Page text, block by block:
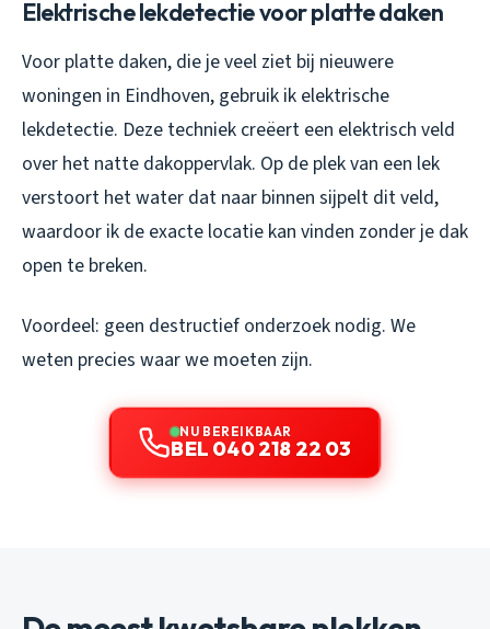
Elektrische lekdetectie voor platte daken
Voor platte daken, die je veel ziet bij nieuwere
woningen in Eindhoven, gebruik ik elektrische
lekdetectie. Deze techniek creëert een elektrisch veld
over het natte dakoppervlak. Op de plek van een lek
verstoort het water dat naar binnen sijpelt dit veld,
waardoor ik de exacte locatie kan vinden zonder je dak
open te breken.
Voordeel: geen destructief onderzoek nodig. We
weten precies waar we moeten zijn.
NU BEREIKBAAR
BEL 040 218 22 03